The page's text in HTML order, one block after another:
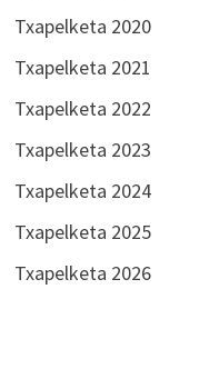
Txapelketa 2020
Txapelketa 2021
Txapelketa 2022
Txapelketa 2023
Txapelketa 2024
Txapelketa 2025
Txapelketa 2026